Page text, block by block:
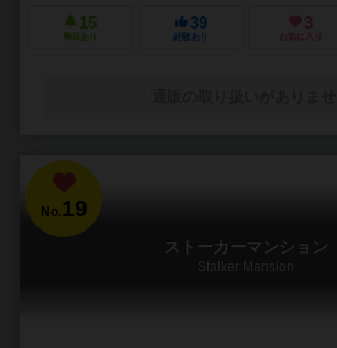
15
興味あり
39
経験あり
3
お気に入り
No.19
ストーカーマンション
Stalker Mansion